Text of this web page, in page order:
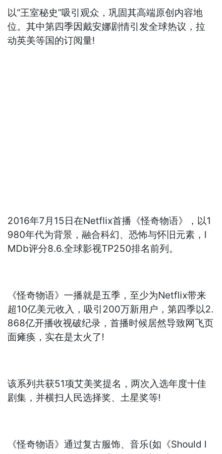
以“王室秘史”吸引观众，巩固其高端原创内容地
位。其中第四季因戴安娜剧情引发全球热议，拉
动英美等国的订阅量!
2016年7月15日在Netflix首播《怪奇物语》，以1
980年代为背景，融合科幻、恐怖与怀旧元素，I
MDb评分8.6.全球影视TP250排名前列。
《怪奇物语》一播就是五季，至少为Netflix带来
超10亿美元收入，吸引200万新用户，第四季以2.
868亿开播收视破纪录，首播时候居然导致网飞页
面瘫痪，实在是太火了!
该系列共获51项艾美奖提名，两次入选年度十佳
剧集，并横扫人民选择奖、土星奖等!
《怪奇物语》通过复古服饰、音乐(如《Should I